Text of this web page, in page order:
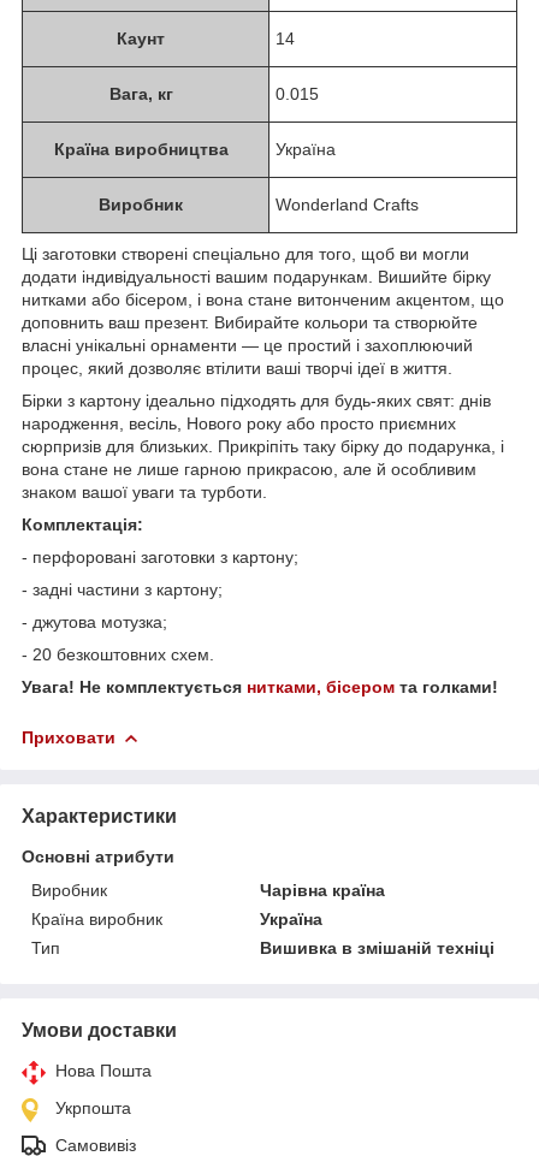
Каунт 14
Вага, кг 0.015
Країна виробництва Україна
Виробник Wonderland Crafts
Ці заготовки створені спеціально для того, щоб ви могли
додати індивідуальності вашим подарункам. Вишийте бірку
нитками або бісером, і вона стане витонченим акцентом, що
доповнить ваш презент. Вибирайте кольори та створюйте
власні унікальні орнаменти — це простий і захоплюючий
процес, який дозволяє втілити ваші творчі ідеї в життя.
Бірки з картону ідеально підходять для будь-яких свят: днів
народження, весіль, Нового року або просто приємних
сюрпризів для близьких. Прикріпіть таку бірку до подарунка, і
вона стане не лише гарною прикрасою, але й особливим
знаком вашої уваги та турботи.
Комплектація:
- перфоровані заготовки з картону;
- задні частини з картону;
- джутова мотузка;
- 20 безкоштовних схем.
Увага! Не комплектується нитками, бісером та голками!
Приховати
Характеристики
Основні атрибути
Виробник
Чарівна країна
Країна виробник
Україна
Тип
Вишивка в змішаній техніці
Умови доставки
Нова Пошта
Укрпошта
Самовивіз